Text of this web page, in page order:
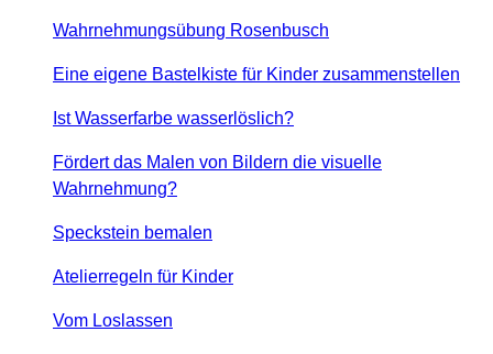
Wahrnehmungsübung Rosenbusch
Eine eigene Bastelkiste für Kinder zusammenstellen
Ist Wasserfarbe wasserlöslich?
Fördert das Malen von Bildern die visuelle
Wahrnehmung?
Speckstein bemalen
Atelierregeln für Kinder
Vom Loslassen